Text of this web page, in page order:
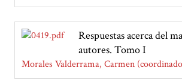
Respuestas acerca del
autores. Tomo I
Morales Valderrama, Carmen